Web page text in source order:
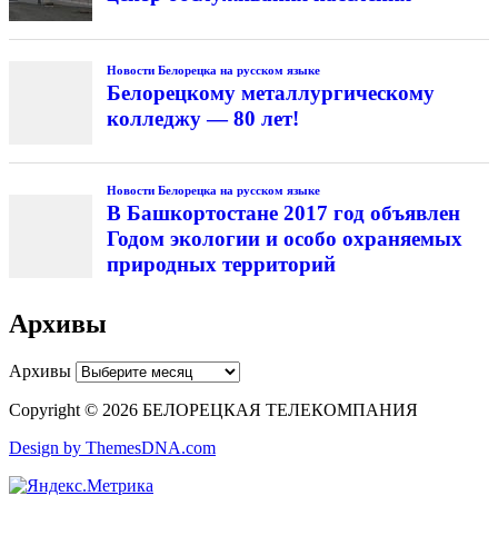
Новости Белорецка на русском языке
Белорецкому металлургическому
колледжу — 80 лет!
Новости Белорецка на русском языке
В Башкортостане 2017 год объявлен
Годом экологии и особо охраняемых
природных территорий
Архивы
Архивы
Copyright © 2026 БЕЛОРЕЦКАЯ ТЕЛЕКОМПАНИЯ
Design by ThemesDNA.com